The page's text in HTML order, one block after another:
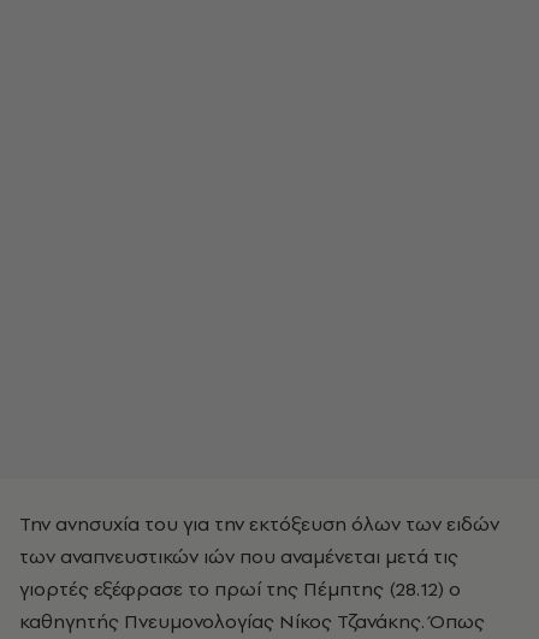
Την ανησυχία του για την εκτόξευση όλων των ειδών
των αναπνευστικών ιών που αναμένεται μετά τις
γιορτές εξέφρασε το πρωί της Πέμπτης (28.12) ο
καθηγητής Πνευμονολογίας Νίκος Τζανάκης. Όπως